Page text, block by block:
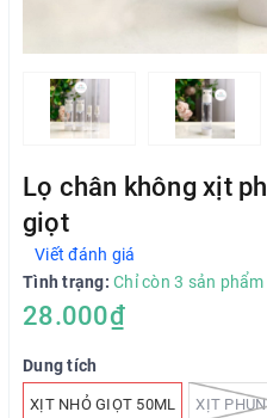
Lọ chân không xịt
giọt
Viết đánh giá
Tình trạng: Chỉ còn 3 sản phẩm
28.000₫
Dung tích
XỊT NHỎ GIỌT 50ML XỊT